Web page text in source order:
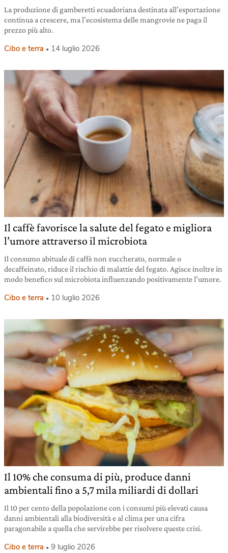
La produzione di gamberetti ecuadoriana destinata all’esportazione
continua a crescere, ma l’ecosistema delle mangrovie ne paga il
prezzo più alto.
Cibo e terra 14 luglio 2026
Il caffè favorisce la salute del fegato e migliora
l’umore attraverso il microbiota
Il consumo abituale di caffè non zuccherato, normale o
decaffeinato, riduce il rischio di malattie del fegato. Agisce inoltre in
modo benefico sul microbiota influenzando positivamente l’umore.
Cibo e terra 10 luglio 2026
Il 10% che consuma di più, produce danni
ambientali fino a 5,7 mila miliardi di dollari
Il 10 per cento della popolazione con i consumi più elevati causa
danni ambientali alla biodiversità e al clima per una cifra
paragonabile a quella che servirebbe per risolvere queste crisi.
Cibo e terra 9 luglio 2026